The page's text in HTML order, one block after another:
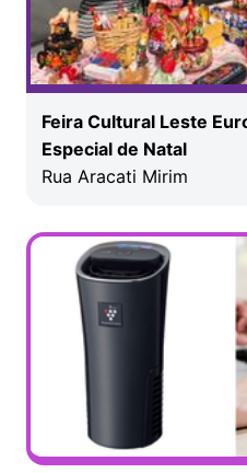
Feira Cultural Leste
Especial de Natal
Rua Aracati Mirim